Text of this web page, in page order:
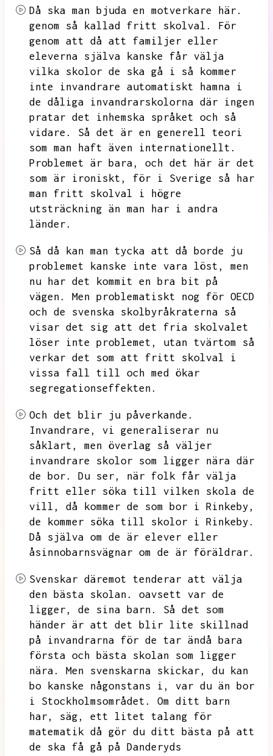
Då ska man bjuda en motverkare här.
genom så kallad fritt skolval.
För
genom att då att familjer eller
eleverna själva kanske får välja
vilka skolor de ska gå i så kommer
inte invandrare automatiskt hamna i
de dåliga invandrarskolorna där ingen
pratar det inhemska språket och så
vidare.
Så det är en generell teori
som man haft även internationellt.
Problemet är bara,
och det här är det
som är ironiskt,
för i Sverige så har
man fritt skolval i högre
utsträckning än man har i andra
länder.
Så då kan man tycka att då borde ju
problemet kanske inte vara löst,
men
nu har det kommit en bra bit på
vägen.
Men problematiskt nog för OECD
och de svenska skolbyråkraterna så
visar det sig att det fria skolvalet
löser inte problemet,
utan tvärtom så
verkar det som att fritt skolval i
vissa fall till och med ökar
segregationseffekten.
Och det blir ju påverkande.
Invandrare,
vi generaliserar nu
såklart,
men överlag så väljer
invandrare skolor som ligger nära där
de bor.
Du ser,
när folk får välja
fritt eller söka till vilken skola de
vill,
då kommer de som bor i Rinkeby,
de kommer söka till skolor i Rinkeby.
Då själva om de är elever eller
åsinnobarnsvägnar om de är föräldrar.
Svenskar däremot tenderar att välja
den bästa skolan.
oavsett var de
ligger,
de sina barn.
Så det som
händer är att det blir lite skillnad
på invandrarna för de tar ändå bara
första och bästa skolan som ligger
nära.
Men svenskarna skickar,
du kan
bo kanske någonstans i,
var du än bor
i Stockholmsområdet.
Om ditt barn
har,
säg,
ett litet talang för
matematik då gör du ditt bästa på att
de ska få gå på Danderyds